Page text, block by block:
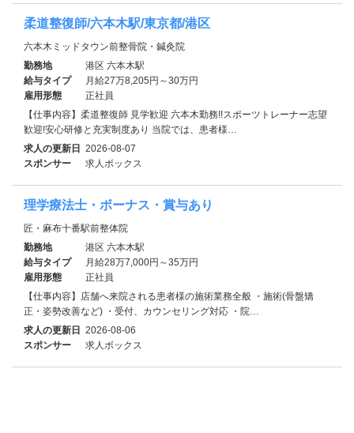
柔道整復師/六本木駅/東京都/港区
六本木ミッドタウン前整骨院・鍼灸院
勤務地
港区 六本木駅
給与タイプ
月給27万8,205円～30万円
雇用形態
正社員
【仕事内容】柔道整復師 見学歓迎 六本木勤務!!スポーツトレーナー志望
歓迎!安心研修と充実制度あり 当院では、患者様…
求人の更新日 2026-08-07
スポンサー
求人ボックス
理学療法士・ボーナス・賞与あり
匠・麻布十番駅前整体院
勤務地
港区 六本木駅
給与タイプ
月給28万7,000円～35万円
雇用形態
正社員
【仕事内容】店舗へ来院される患者様の施術業務全般 ・施術(骨盤矯
正・姿勢改善など) ・受付、カウンセリング対応 ・院…
求人の更新日 2026-08-06
スポンサー
求人ボックス